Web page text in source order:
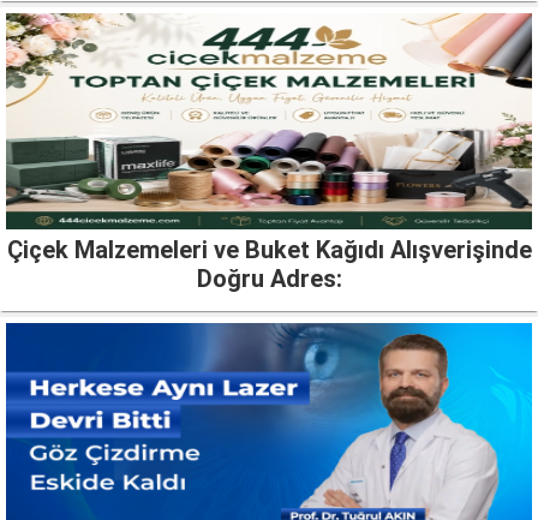
Çiçek Malzemeleri ve Buket Kağıdı Alışverişinde
Doğru Adres: